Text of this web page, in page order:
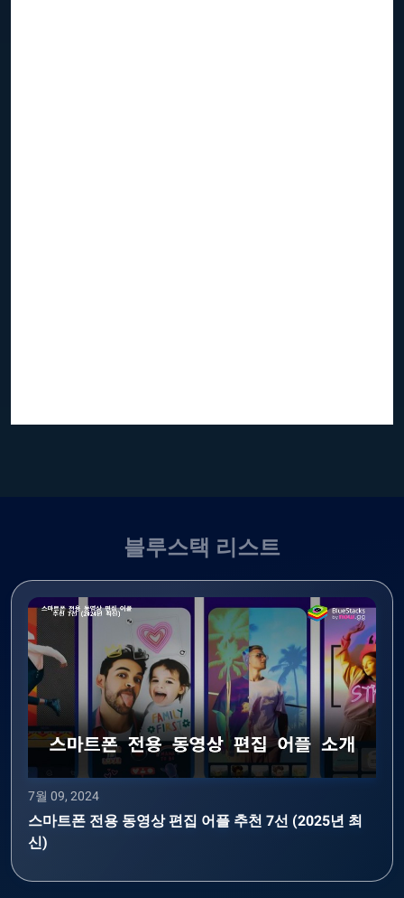
블루스택 리스트
7월 09, 2024
스마트폰 전용 동영상 편집 어플 추천 7선 (2025년 최
신)